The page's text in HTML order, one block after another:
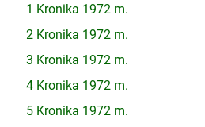
1 Kronika 1972 m.
2 Kronika 1972 m.
3 Kronika 1972 m.
4 Kronika 1972 m.
5 Kronika 1972 m.